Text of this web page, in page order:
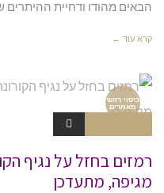
הבאים מהודו ודחיית
קרא עוד ←
כיסוי ראש
מאמרים
רמזים בחזל על נגיף
מגיפה, מתעדכן